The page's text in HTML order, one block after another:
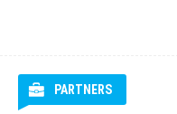
PARTNERS